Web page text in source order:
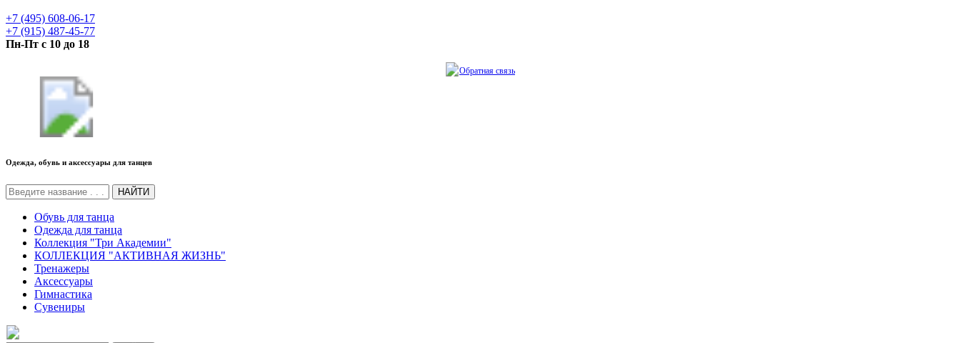
+7 (495) 608-06-17
+7 (915) 487-45-77
Пн-Пт с 10 до 18
Обратная связь
Одежда, обувь и аксессуары для танцев
НАЙТИ
Обувь для танца
Одежда для танца
Коллекция "Три Академии"
КОЛЛЕКЦИЯ "АКТИВНАЯ ЖИЗНЬ"
Тренажеры
Аксессуары
Гимнастика
Сувениры